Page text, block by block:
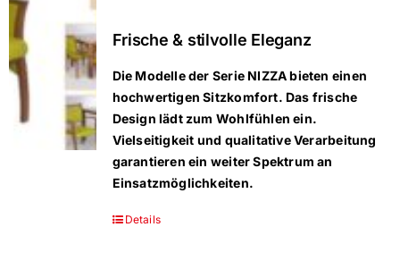
Frische & stilvolle Eleganz
Die Modelle der Serie NIZZA bieten einen
hochwertigen Sitzkomfort. Das frische
Design lädt zum Wohlfühlen ein.
Vielseitigkeit und qualitative Verarbeitung
garantieren ein weiter Spektrum an
Einsatzmöglichkeiten.
Details